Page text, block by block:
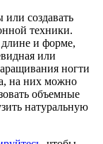
создавать
техники.
и форме,
или
ногти
на них можно
объемные
натуральную